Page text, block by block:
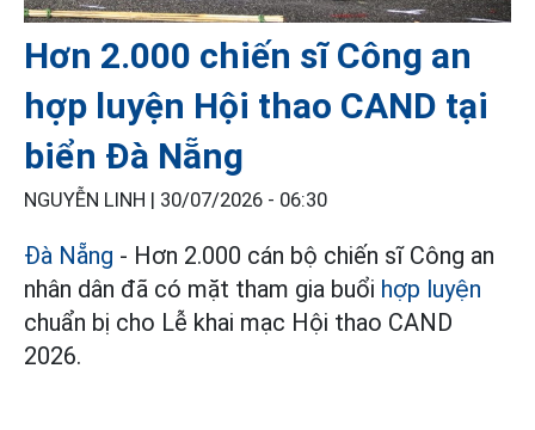
Hơn 2.000 chiến sĩ Công an
hợp luyện Hội thao CAND tại
biển Đà Nẵng
NGUYỄN LINH | 30/07/2026 - 06:30
Đà Nẵng - Hơn 2.000 cán bộ chiến sĩ Công an
nhân dân đã có mặt tham gia buổi hợp luyện
chuẩn bị cho Lễ khai mạc Hội thao CAND
2026.